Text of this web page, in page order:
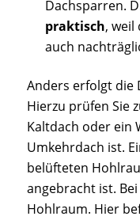
Dachsparren.
praktisch,
auch
Anders erfolgt die
Hierzu prüfen Sie
Kaltdach oder ein
Umkehrdach ist.
belüfteten
angebracht ist.
Hohlraum. Hier